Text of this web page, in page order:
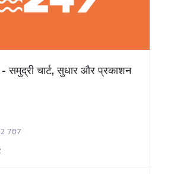
चार्ट, सुधार और प्रकाशन
787